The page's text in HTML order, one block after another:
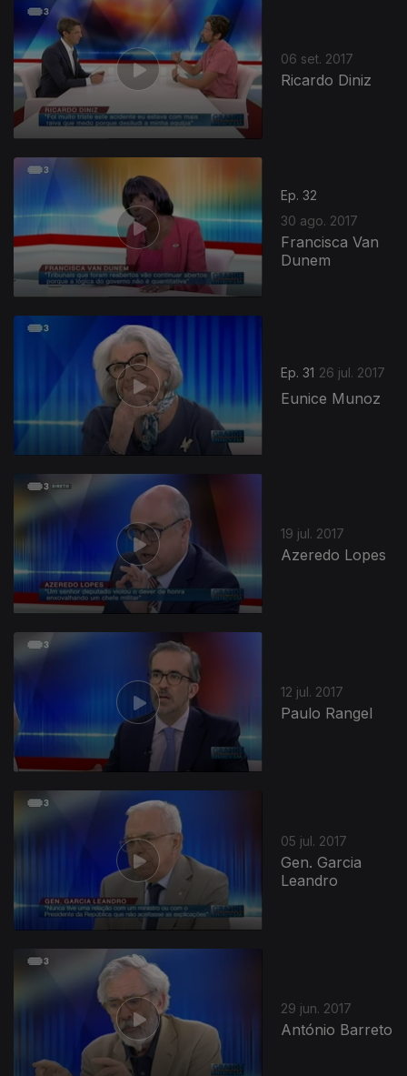
06 set. 2017
Ricardo Diniz
Ep. 32
30 ago. 2017
Francisca Van
Dunem
Ep. 31 26 jul. 2017
Eunice Munoz
19 jul. 2017
Azeredo Lopes
12 jul. 2017
Paulo Rangel
05 jul. 2017
Gen. Garcia
Leandro
29 jun. 2017
António Barreto
296111